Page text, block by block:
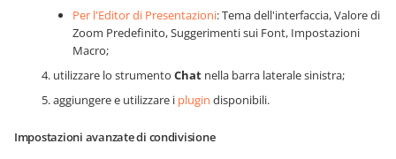
Per l'Editor di Presentazioni: Tema dell'interfaccia, Valore di
Zoom Predefinito, Suggerimenti sui Font, Impostazioni
Macro;
utilizzare lo strumento Chat nella barra laterale sinistra;
aggiungere e utilizzare i plugin disponibili.
Impostazioni avanzate di condivisione